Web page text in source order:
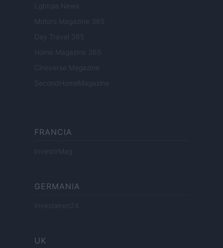
Lgbtqia News
Motors Magazine 365
Day Travel 365
Home Magazine 365
Cineverse Magazine
SecondHomeMagazine
FRANCIA
InvestirMag
GERMANIA
Investieren24
UK